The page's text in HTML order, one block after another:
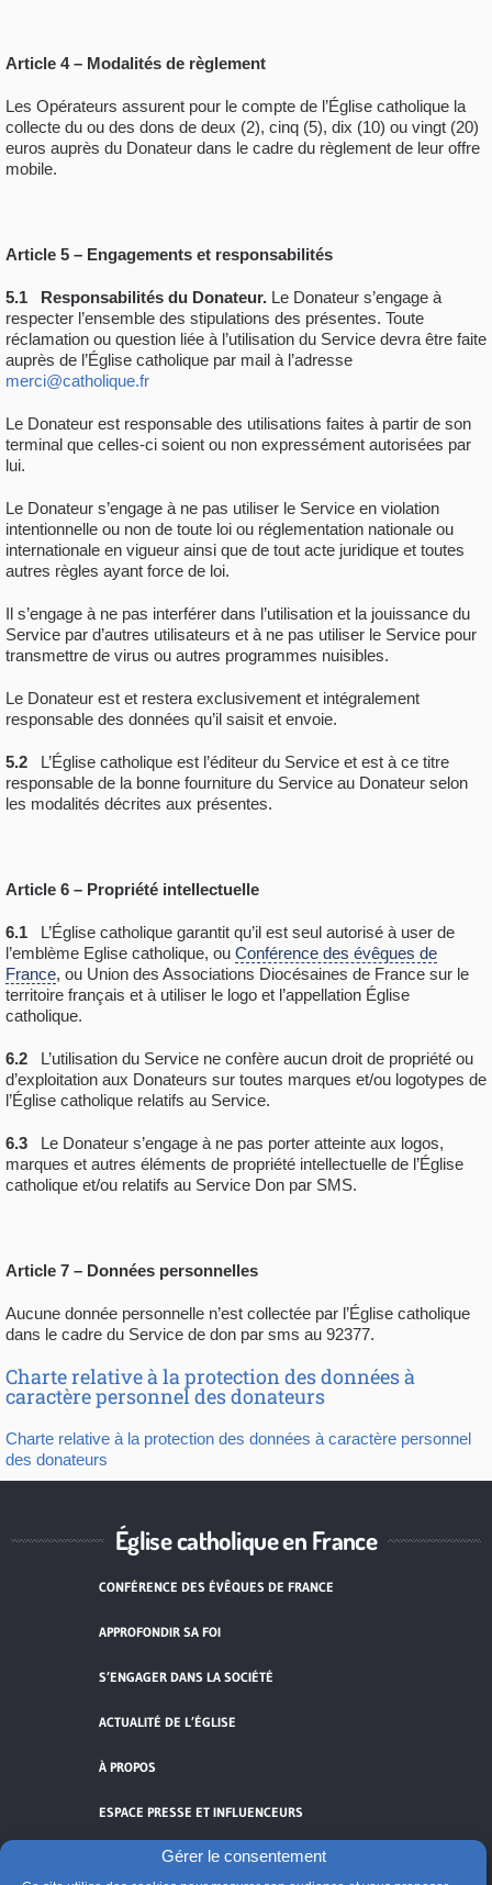
Gérer le consentement
Article 4 – Modalités de règlement
Les Opérateurs assurent pour le compte de l’Église catholique la
collecte du ou des dons de deux (2), cinq (5), dix (10) ou vingt (20)
euros auprès du Donateur dans le cadre du règlement de leur offre
mobile.
Article 5 – Engagements et responsabilités
5.1 Responsabilités du Donateur. Le Donateur s’engage à
respecter l’ensemble des stipulations des présentes. Toute
réclamation ou question liée à l’utilisation du Service devra être faite
auprès de l’Église catholique par mail à l’adresse
merci@catholique.fr
Le Donateur est responsable des utilisations faites à partir de son
terminal que celles-ci soient ou non expressément autorisées par
lui.
Le Donateur s’engage à ne pas utiliser le Service en violation
intentionnelle ou non de toute loi ou réglementation nationale ou
internationale en vigueur ainsi que de tout acte juridique et toutes
autres règles ayant force de loi.
Il s’engage à ne pas interférer dans l’utilisation et la jouissance du
Service par d’autres utilisateurs et à ne pas utiliser le Service pour
transmettre de virus ou autres programmes nuisibles.
Le Donateur est et restera exclusivement et intégralement
responsable des données qu’il saisit et envoie.
5.2 L’Église catholique est l’éditeur du Service et est à ce titre
responsable de la bonne fourniture du Service au Donateur selon
les modalités décrites aux présentes.
Article 6 – Propriété intellectuelle
6.1 L’Église catholique garantit qu’il est seul autorisé à user de
l’emblème Eglise catholique, ou Conférence des évêques de
France, ou Union des Associations Diocésaines de France sur le
territoire français et à utiliser le logo et l’appellation Église
catholique.
6.2 L’utilisation du Service ne confère aucun droit de propriété ou
d’exploitation aux Donateurs sur toutes marques et/ou logotypes de
l’Église catholique relatifs au Service.
6.3 Le Donateur s’engage à ne pas porter atteinte aux logos,
marques et autres éléments de propriété intellectuelle de l’Église
catholique et/ou relatifs au Service Don par SMS.
Article 7 – Données personnelles
Aucune donnée personnelle n’est collectée par l’Église catholique
dans le cadre du Service de don par sms au 92377.
Charte relative à la protection des données à
caractère personnel des donateurs
Charte relative à la protection des données à caractère personnel
des donateurs
Église catholique en France
CONFÉRENCE DES ÉVÊQUES DE FRANCE
APPROFONDIR SA FOI
S’ENGAGER DANS LA SOCIÉTÉ
ACTUALITÉ DE L’ÉGLISE
À PROPOS
ESPACE PRESSE ET INFLUENCEURS